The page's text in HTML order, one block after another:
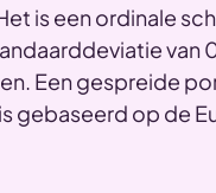
is een ordinale
van
Een gespreide
gebaseerd op de